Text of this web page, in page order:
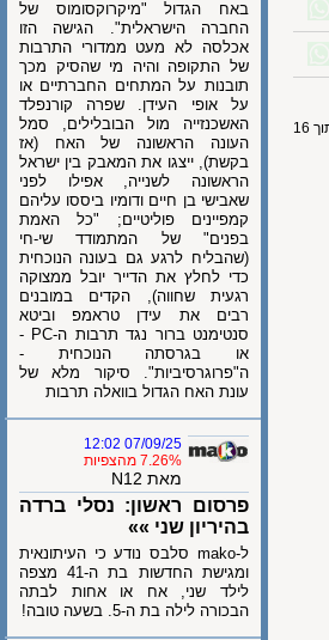
באח הגדול "מיקרוקסומוס של
החברה הישראלית". הגישה הזו
אכלסה לא מעט ממדורי התרבות
של התקופה והיה מי שהסיק מכך
תובנות על המתחים החברתיים או
על אופי העידן. שפרה קורנפלד
האשכנזייה מול הבובלילים, סמל
העונה הראשונה של האח (אז
בקשת), ייצגו את המאבק בין ישראל
הראשונה לשנייה, אפילו לפני
שאבישי בן חיים ודומיו ביססו עליהם
קמפיינים פוליטיים; "כל האמת
בפנים" של המתמודד שי-חי
(שהבליח לרגע גם בעונה הנוכחית
כדי לחלץ את הדייר יובל ממצוקה
רגעית שחווה), הקדים במובנים
רבים את עידן טראמפ וביטא
סנטימנט ברור נגד תרבות ה-PC -
או בגרסתה הנוכחית -
ה"פרוגרסיביות". סיקור מלא של
עונת האח הגדול בוואלה תרבות
07/09/25 12:02
7.26% מהצפיות
מאת N12
פרסום ראשון: נסלי ברדה
בהיריון שני »»
ל-mako סלבס נודע כי העיתונאית
ומגישת החדשות בת ה-41 מצפה
לילד שני, אח או אחות לבתה
הבכורה לילה בת ה-5. בשעה טובה!